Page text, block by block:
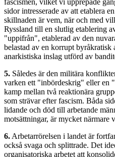
fascismen, vilket vi upprepade
sidor intresserade av att etablera
skillnaden är vem, när och med
Ryssland till en slutlig etablering
"uppifrån", etablerad av den
belastad av en korrupt byråkratisk
anarkistiska inslag utförd av
5. Således är den militära
varken ett "inbördeskrig" eller en
kamp mellan två reaktionära
som strävar efter fascism. Båda
lidande och död till arbetande
motsättningar, är mycket närmare
6. Arbetarrörelsen i landet är
också svaga och splittrade. Det
organisatoriska arbetet att